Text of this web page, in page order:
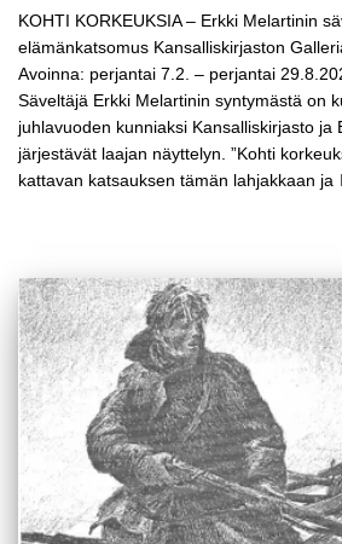
KOHTI KORKEUKSIA – Erkki Melartinin
elämänkatsomus Kansalliskirjaston
Avoinna: perjantai 7.2. – perjantai
Säveltäjä Erkki Melartinin syntymästä on
juhlavuoden kunniaksi Kansalliskirjasto ja
järjestävät laajan näyttelyn. ”Kohti
kattavan katsauksen tämän lahjakkaan ja